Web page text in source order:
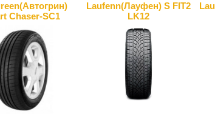
Chaser-SC1
Laufenn(Лауфен) S FIT2
LK12